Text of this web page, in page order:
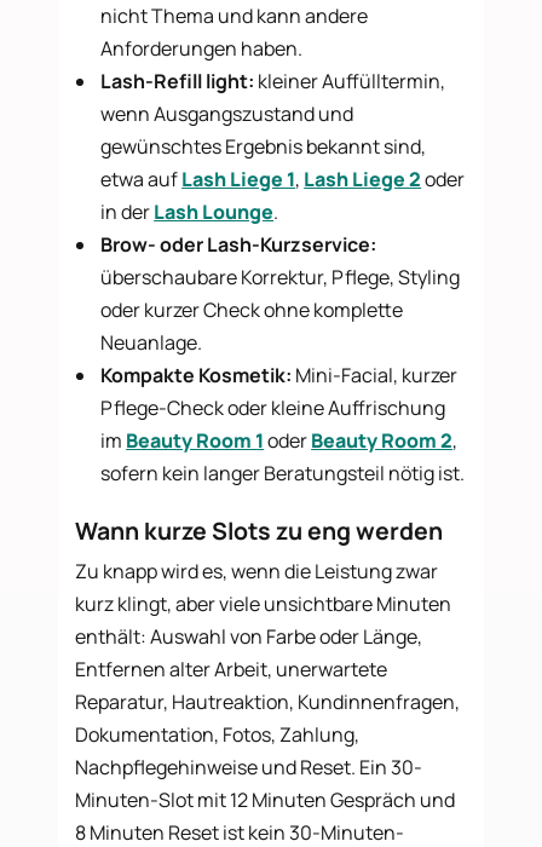
nicht Thema und kann andere
Anforderungen haben.
Lash-Refill light: kleiner Auffülltermin,
wenn Ausgangszustand und
gewünschtes Ergebnis bekannt sind,
etwa aufLash Liege 1, Lash Liege 2oder
in derLash Lounge.
Brow- oder Lash-Kurzservice:
überschaubare Korrektur, Pflege, Styling
oder kurzer Check ohne komplette
Neuanlage.
Kompakte Kosmetik: Mini-Facial, kurzer
Pflege-Check oder kleine Auffrischung
im Beauty Room 1oderBeauty Room 2,
sofern kein langer Beratungsteil nötig ist.
Wann kurze Slots zu eng werden
Zu knapp wird es, wenn die Leistung zwar
kurz klingt, aber viele unsichtbare Minuten
enthält: Auswahl von Farbe oder Länge,
Entfernen alter Arbeit, unerwartete
Reparatur, Hautreaktion, Kundinnenfragen,
Dokumentation, Fotos, Zahlung,
Nachpflegehinweise und Reset. Ein 30-
Minuten-Slot mit 12 Minuten Gespräch und
8 Minuten Reset ist kein 30-Minuten-